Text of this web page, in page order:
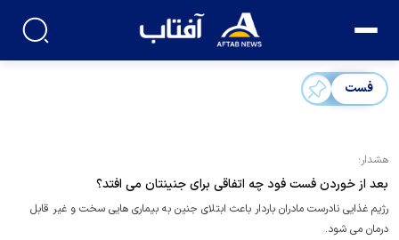
فست
هشدار؛
بعد از خوردن فست فود چه اتفاقی برای جنینتان می افتد؟
رژیم غذایی نادرست مادران باردار باعث ابتلای جنین به بیماری هایی سخت و غیر قابل
درمان می شود.